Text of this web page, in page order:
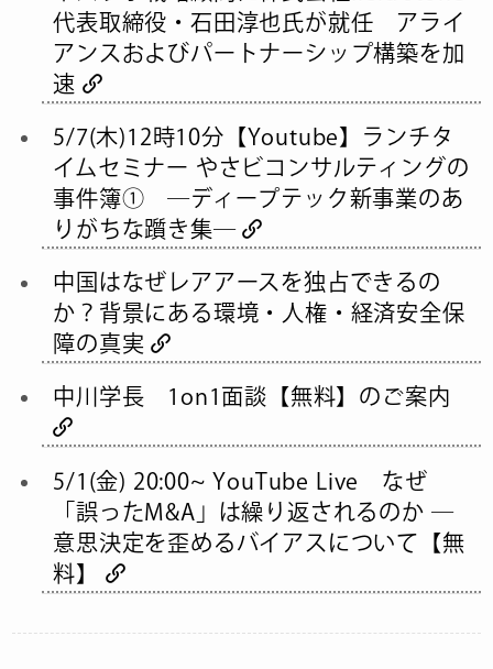
代表取締役・石田淳也氏が就任 アライ
アンスおよびパートナーシップ構築を加
速
5/7(木)12時10分【Youtube】ランチタ
イムセミナー やさビコンサルティングの
事件簿① ―ディープテック新事業のあ
りがちな躓き集―
中国はなぜレアアースを独占できるの
か？背景にある環境・人権・経済安全保
障の真実
中川学長 1on1面談【無料】のご案内
5/1(金) 20:00~ YouTube Live なぜ
「誤ったM&A」は繰り返されるのか ―
意思決定を歪めるバイアスについて【無
料】